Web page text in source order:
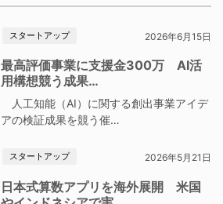
スタートアップ 2026年6月15日
最高評価事業に支援金300万 AI活
用構想競う成果…
人工知能（AI）に関する創出事業アイデ
アの検証成果を競う催…
スタートアップ 2026年5月21日
日本式算数アプリを海外展開 米国